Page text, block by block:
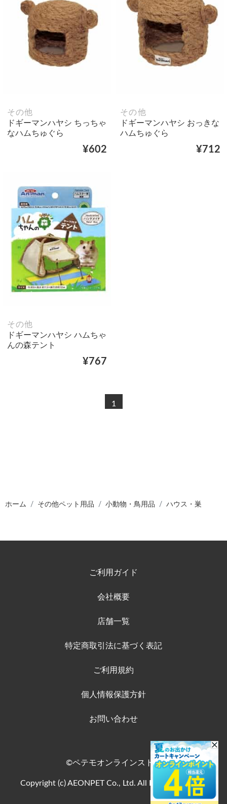
その他
ドギーマンハヤシ ちっちゃ
なハムちゅぐら
¥602
その他
ドギーマンハヤシ おっきな
ハムちゅぐら
¥712
その他
ドギーマンハヤシ ハムちゃ
んの森テント
¥767
1
ホーム その他ペット用品 小動物・鳥用品 ハウス・巣
ご利用ガイド
会社概要
店舗一覧
特定商取引法に基づく表記
ご利用規約
個人情報保護方針
お問い合わせ
©ペテモオンラインストア
Copyright (c) AEONPET Co., Ltd. All Rights Reserved.